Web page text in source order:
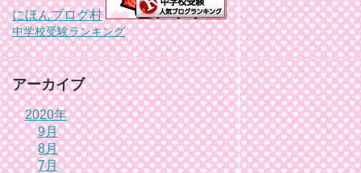
にほんブログ村
中学校受験ランキング
アーカイブ
2020年
9月
8月
7月